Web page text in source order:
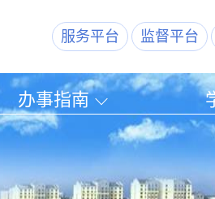
服务平台 监督平台
办事指南